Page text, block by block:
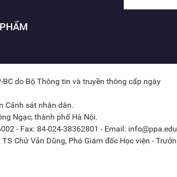
do Bộ Thông tin và truyền thông cấp ngày
Cảnh sát nhân dân.
Ngạc, thành phố Hà Nội.
- Fax: 84-024-38362801 - Email:
Chử Văn Dũng, Phó Giám đốc Học viện -